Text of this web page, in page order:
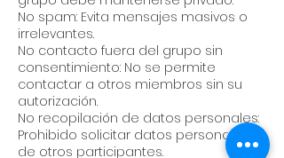
No spam: Evita mensajes masivos o
irrelevantes.
No contacto fuera del grupo sin
consentimiento: No se permite
contactar a otros miembros sin su
autorización.
No recopilación de datos personales:
Prohibido solicitar datos personales
de otros participantes.